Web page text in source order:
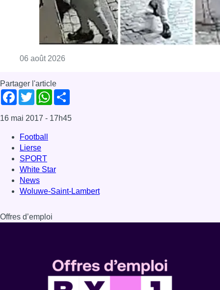
06 août 2026
Partager l'article
Facebook
TwitterWhatsApp
16 mai 2017 - 17h45
Football
Lierse
SPORT
White Star
News
Woluwe-Saint-Lambert
Offres d’emploi